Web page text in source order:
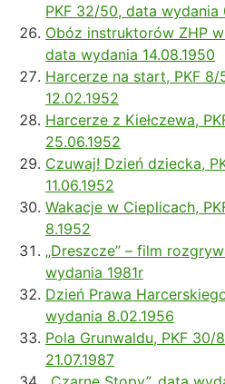
PKF 32/50, data wydania
Obóz instruktorów ZHP
data wydania 14.08.1950
Harcerze na start, PKF
12.02.1952
Harcerze z Kiełczewa,
25.06.1952
Czuwaj! Dzień dziecka,
11.06.1952
Wakacje w Cieplicach,
8.1952
„Dreszcze” – film
wydania 1981r
Dzień Prawa
wydania 8.02.1956
Pola Grunwaldu, PKF 30/
21.07.1987